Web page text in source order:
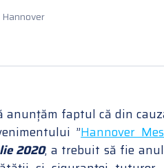
Hannover
anunțăm faptul că din
”Hannover
2020, a trebuit să fie